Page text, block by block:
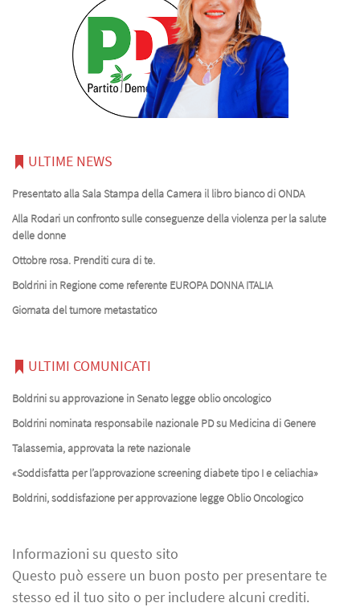
ULTIME NEWS
Presentato alla Sala Stampa della Camera il libro bianco di ONDA
Alla Rodari un confronto sulle conseguenze della violenza per la salute
delle donne
Ottobre rosa. Prenditi cura di te.
Boldrini in Regione come referente EUROPA DONNA ITALIA
Giornata del tumore metastatico
ULTIMI COMUNICATI
Boldrini su approvazione in Senato legge oblio oncologico
Boldrini nominata responsabile nazionale PD su Medicina di Genere
Talassemia, approvata la rete nazionale
«Soddisfatta per l’approvazione screening diabete tipo I e celiachia»
Boldrini, soddisfazione per approvazione legge Oblio Oncologico
Informazioni su questo sito
Questo può essere un buon posto per presentare te
stesso ed il tuo sito o per includere alcuni crediti.